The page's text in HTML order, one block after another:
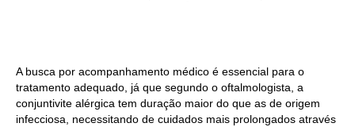
A busca por acompanhamento médico é essencial para o
tratamento adequado, já que segundo o oftalmologista, a
conjuntivite alérgica tem duração maior do que as de origem
infecciosa, necessitando de cuidados mais prolongados através